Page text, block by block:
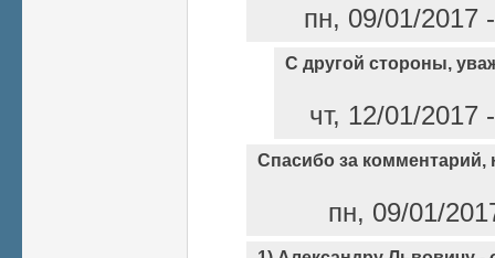
пн, 09/01/
С другой стороны,
чт, 12/01/
Спасибо за комментарий,
пн, 09/01/